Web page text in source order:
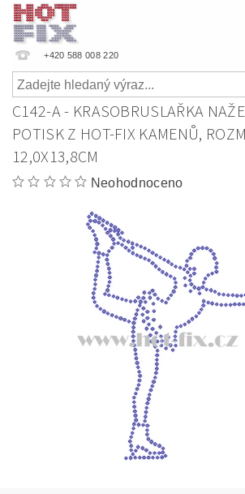
+420 588 008 220
C142-A - KRASOBRUSLAŘKA
POTISK Z HOT-FIX KAMENŮ,
12,0X13,8CM
Neohodnoceno